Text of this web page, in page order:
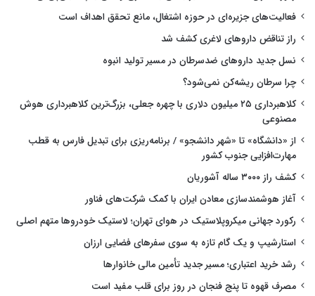
فعالیت‌های جزیره‌ای در حوزه اشتغال، مانع تحقق اهداف است
راز تناقض داروهای لاغری کشف شد
نسل جدید داروهای ضدسرطان در مسیر تولید انبوه
چرا سرطان ریشه‌کن نمی‌شود؟
کلاهبرداری ۲۵ میلیون دلاری با چهره جعلی، بزرگ‌ترین کلاهبرداری هوش
مصنوعی
از «دانشگاه» تا «شهر دانشجو» / برنامه‌ریزی برای تبدیل فارس به قطب
مهارت‌افزایی جنوب کشور
کشف راز ۳۰۰۰ ساله آشوریان
آغاز هوشمندسازی معادن ایران با کمک شرکت‌های فناور
رکورد جهانی میکروپلاستیک در هوای تهران؛ لاستیک خودروها متهم اصلی
استارشیپ و یک گام تازه به سوی سفرهای فضایی ارزان
رشد خرید اعتباری؛ مسیر جدید تأمین مالی خانوارها
مصرف قهوه تا پنج فنجان در روز برای قلب مفید است